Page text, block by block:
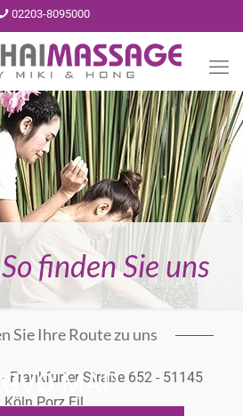
02203-8095000
finden Sie uns
Sie Ihre Route zu uns
- Frankfurter Straße 652 - 51145
Köln Porz Eil
MAP